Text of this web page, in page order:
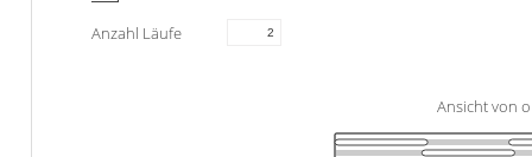
Anzahl Läufe
Ansicht von